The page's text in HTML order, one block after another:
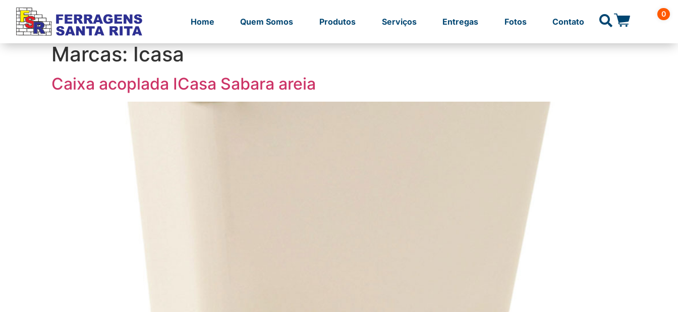
Home Quem Somos Produtos Serviços Entregas Fotos Contato
0
Marcas:Icasa
Caixa acoplada ICasa Sabara areia